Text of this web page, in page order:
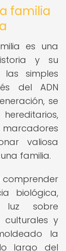
familia
es una
y su
simples
del ADN
se
valiosa
familia.
comprender
biológica,
sobre
culturales y
la
largo del